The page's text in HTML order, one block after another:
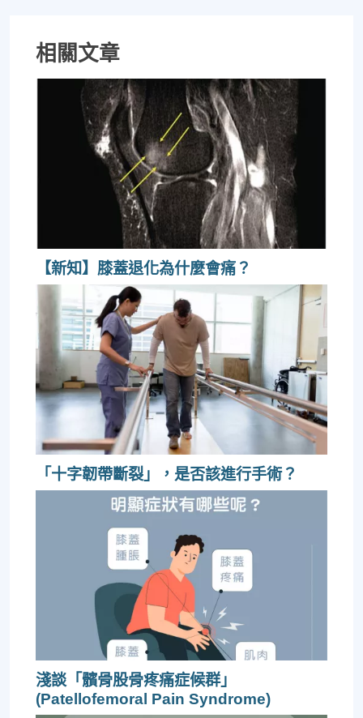
相關文章
【新知】膝蓋退化為什麼會痛？
「十字韌帶斷裂」，是否該進行手術？
淺談「髕骨股骨疼痛症候群」
(Patellofemoral Pain Syndrome)